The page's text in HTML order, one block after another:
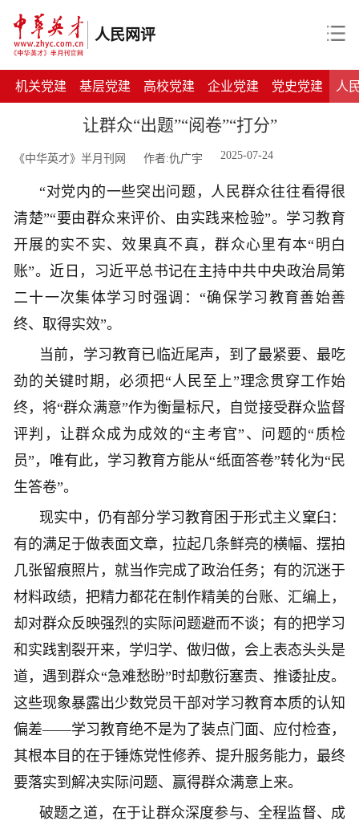
人民网评
机关党建 基层党建 高校党建 企业党建 党史党建 人
让群众“出题”“阅卷”“打分”
《中华英才》半月刊网 作者:仇广宇 2025-07-24
“对党内的一些突出问题，人民群众往往看得很
清楚”“要由群众来评价、由实践来检验”。学习教育
开展的实不实、效果真不真，群众心里有本“明白
账”。近日，习近平总书记在主持中共中央政治局第
二十一次集体学习时强调：“确保学习教育善始善
终、取得实效”。
当前，学习教育已临近尾声，到了最紧要、最吃
劲的关键时期，必须把“人民至上”理念贯穿工作始
终，将“群众满意”作为衡量标尺，自觉接受群众监督
评判，让群众成为成效的“主考官”、问题的“质检
员”，唯有此，学习教育方能从“纸面答卷”转化为“民
生答卷”。
现实中，仍有部分学习教育困于形式主义窠臼：
有的满足于做表面文章，拉起几条鲜亮的横幅、摆拍
几张留痕照片，就当作完成了政治任务；有的沉迷于
材料政绩，把精力都花在制作精美的台账、汇编上，
却对群众反映强烈的实际问题避而不谈；有的把学习
和实践割裂开来，学归学、做归做，会上表态头头是
道，遇到群众“急难愁盼”时却敷衍塞责、推诿扯皮。
这些现象暴露出少数党员干部对学习教育本质的认知
偏差——学习教育绝不是为了装点门面、应付检查，
其根本目的在于锤炼党性修养、提升服务能力，最终
要落实到解决实际问题、赢得群众满意上来。
破题之道，在于让群众深度参与、全程监督、成